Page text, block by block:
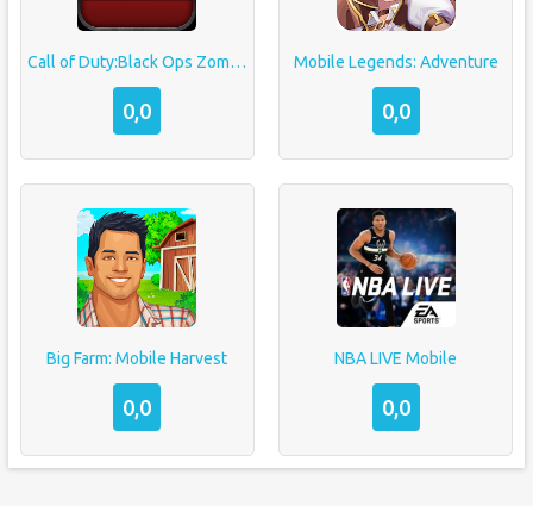
Call of Duty:Black Ops Zombies
0,0
Mobile Legends: Adventure
0,0
Big Farm: Mobile Harvest
0,0
NBA LIVE Mobile
0,0